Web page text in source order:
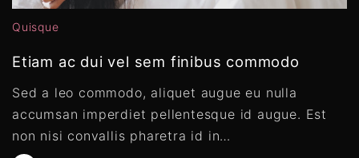
Quisque
Etiam ac dui vel sem finibus commodo
Sed a leo commodo, aliquet augue eu nulla
accumsan imperdiet pellentesque id augue. Est
non nisi convallis pharetra id in…